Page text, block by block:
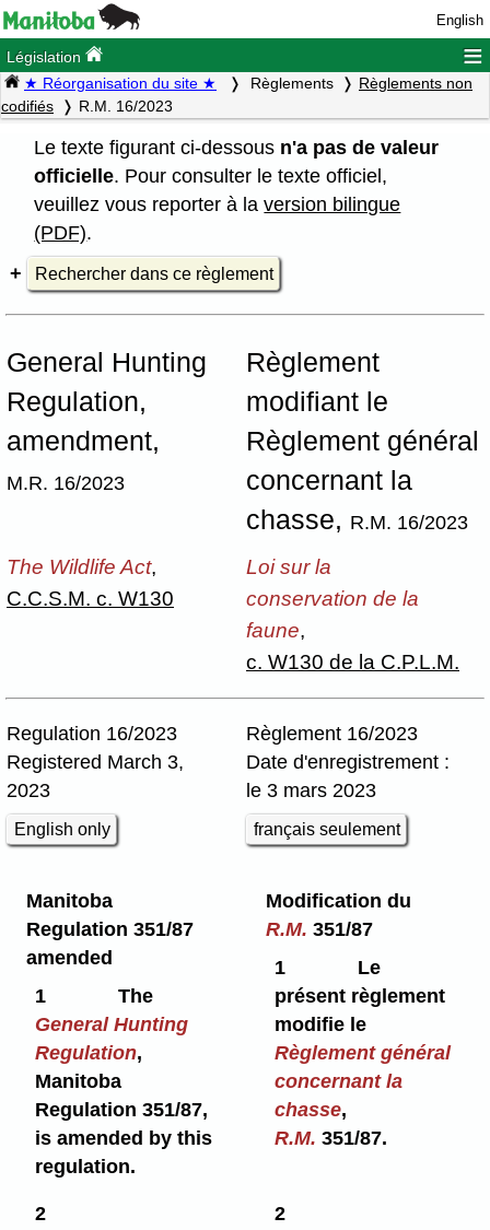
English
Législation ≡
★ Réorganisation du site ★ Règlements
Règlements non
codifiés
R.M. 16/2023
Le texte figurant ci-dessous n'a pas de valeur
officielle. Pour consulter le texte officiel,
veuillez vous reporter à laversion bilingue
(PDF).
Rechercher dans ce règlement
General Hunting
Regulation,
amendment,
M.R. 16/2023
Règlement
modifiant le
Règlement général
concernant la
chasse, R.M. 16/2023
The Wildlife Act,
C.C.S.M. c. W130
Loi sur la
conservation de la
faune,
c. W130 de la C.P.L.M.
Regulation 16/2023
Registered March 3,
2023
English only
Règlement 16/2023
Date d'enregistrement :
le 3 mars 2023
français seulement
Manitoba
Regulation 351/87
amended
1
The
General Hunting
Regulation,
Manitoba
Regulation 351/87,
is amended by this
regulation.
Modification du
R.M. 351/87
1
Le
présent règlement
modifie le
Règlement général
concernant la
chasse,
R.M. 351/87.
2
2